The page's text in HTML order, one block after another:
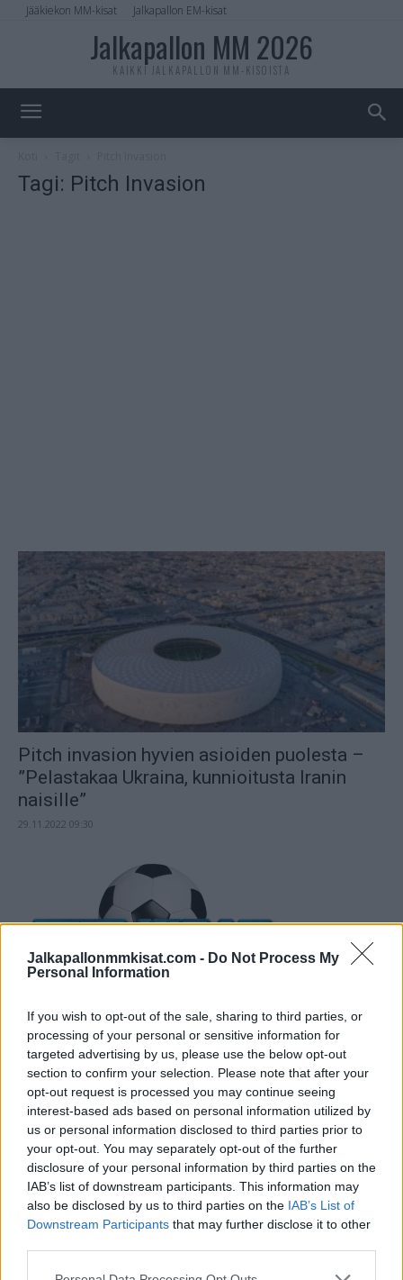
Jalkapallonmmkisat.com - Do Not Process My
Personal Information
If you wish to opt-out of the sale, sharing to third parties, or
processing of your personal or sensitive information for
targeted advertising by us, please use the below opt-out
section to confirm your selection. Please note that after your
opt-out request is processed you may continue seeing
interest-based ads based on personal information utilized by
us or personal information disclosed to third parties prior to
your opt-out. You may separately opt-out of the further
disclosure of your personal information by third parties on the
IAB’s list of downstream participants. This information may
also be disclosed by us to third parties on the IAB’s List of
Downstream Participants that may further disclose it to other
Jääkiekon MM-kisat Jalkapallon EM-kisat
Jalkapallon MM 2026
KAIKKI JALKAPALLON MM-KISOISTA
Tagi: Pitch Invasion
Pitch invasion hyvien asioiden puolesta –
”Pelastakaa Ukraina, kunnioitusta Iranin
naisille”
29.11.2022 09:30
TUOREIMMAT